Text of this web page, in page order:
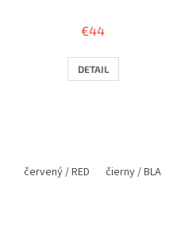
produktu
5,0
z
€44
DETAIL
červený / RED čierny / BLACK